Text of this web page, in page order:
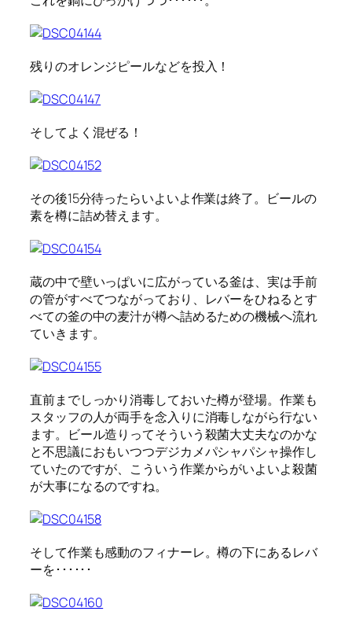
残りのオレンジピールなどを投入！
そしてよく混ぜる！
その後15分待ったらいよいよ作業は終了。ビールの
素を樽に詰め替えます。
蔵の中で壁いっぱいに広がっている釜は、実は手前
の管がすべてつながっており、レバーをひねるとす
べての釜の中の麦汁が樽へ詰めるための機械へ流れ
ていきます。
直前までしっかり消毒しておいた樽が登場。作業も
スタッフの人が両手を念入りに消毒しながら行ない
ます。ビール造りってそういう殺菌大丈夫なのかな
と不思議におもいつつデジカメパシャパシャ操作し
ていたのですが、こういう作業からがいよいよ殺菌
が大事になるのですね。
そして作業も感動のフィナーレ。樽の下にあるレバ
ーを･･････